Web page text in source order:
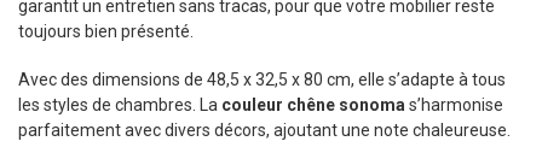
garantit un entretien sans tracas, pour que votre mobilier reste
toujours bien présenté.
Avec des dimensions de 48,5 x 32,5 x 80 cm, elle s’adapte à tous
les styles de chambres. La couleur chêne sonomas’harmonise
parfaitement avec divers décors, ajoutant une note chaleureuse.